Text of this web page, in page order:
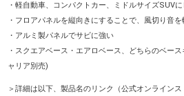
・軽自動車、コンパクトカー、ミドルサイズSUV
・フロアパネルを縦向きにすることで、風切り音を
・アルミ製パネルでサビに強い
・スクエアベース・エアロベース、どちらのベー
ャリア別売)
＞詳細は以下、製品名のリンク（公式オンラインス